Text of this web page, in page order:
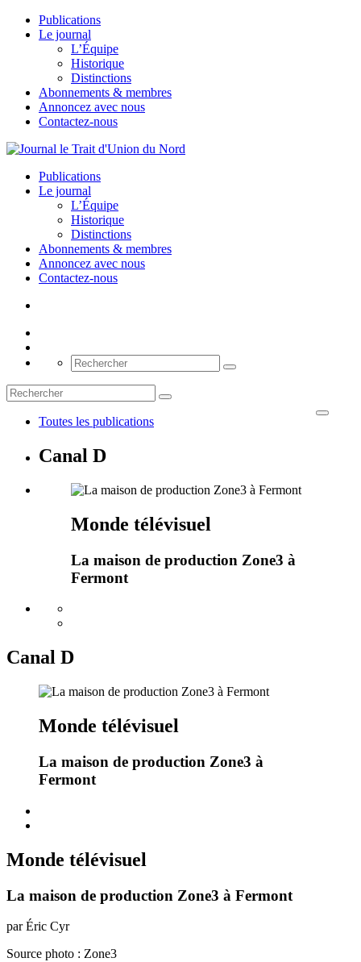
Publications
Le journal
L’Équipe
Historique
Distinctions
Abonnements & membres
Annoncez avec nous
Contactez-nous
Publications
Le journal
L’Équipe
Historique
Distinctions
Abonnements & membres
Annoncez avec nous
Contactez-nous
Toutes les publications
Canal D
Monde télévisuel
La maison de production Zone3 à
Fermont
Canal D
Monde télévisuel
La maison de production Zone3 à
Fermont
Monde télévisuel
La maison de production Zone3 à Fermont
par Éric Cyr
Source photo : Zone3